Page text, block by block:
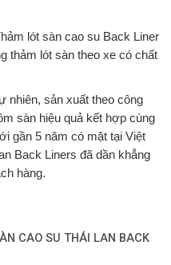
lót sàn cao su Back Liner
thảm lót sàn theo xe có chất
nhiên, sản xuất theo công
sàn hiệu quả kết hợp cùng
gần 5 năm có mặt tại Việt
Back Liners đã dần khẳng
hàng.
CAO SU THÁI LAN BACK